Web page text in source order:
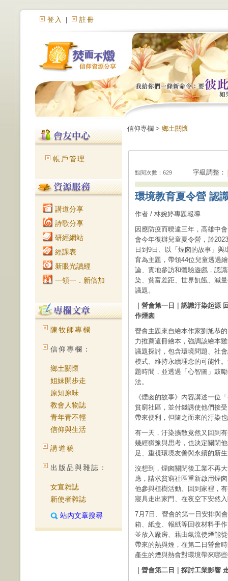
登入 註冊
帳戶管理
講道分享
詩歌分享
研經網站
經課表
新眼光讀經
一領一．新倍加
陳牧師專欄
信仰專欄：
鄉土關懷
姐妹開步走
原知原味
教會人物誌
青年青不輕
信仰與生活
講道稿
出版品與雜誌：
女宣雜誌
新使者雜誌
站內文章搜尋
信仰專欄 > 鄉土關懷
點閱次數：629 字級調整：
環境教育夏令營 認
作者 / 林婉婷專題報導
因應防疫而暌違三年，高雄中
會今年復辦兒童夏令營，於
日到9日、以「煙囪的故事」與
育為主題，帶領44位兒童透過
論、實地參訪和體驗遊戲，認
染、貧富差距、世界飢餓、減
議題。
｜營會第一日｜認識汙染起源
作煙囪
營會主題來自繪本作家劉旭恭
力推薦這冊繪本，強調該繪本
議題探討，包含環境問題、社
模式、維持永續理念的可能性
題時間，並透過「心智圖」鼓
法。
《煙囪的故事》內容講述一位
貧窮社區，並付錢誘使他們接
帶來便利，但隨之而來的汙染
有一天，汙染擴散竟然又回到
幾經猶豫與思考，也決定關閉
足、重視環境友善與永續的新
沒想到，煙囪關閉後工業不再
應，請求貧窮社區重新啟用煙
他參與植樹活動。回到家裡，
寢具走出家門、在夜空下安然
7月7日、營會的第一日安排與
箱、紙盒、報紙等回收材料手
並放入廠房、藉由氣流使煙能
帶來的熱與煙，在第二日營會
產生的煙與熱會對環境帶來哪
｜營會第二日｜探討工業影響